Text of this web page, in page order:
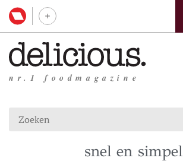
nr.1 foodmagazine
snel en simpel